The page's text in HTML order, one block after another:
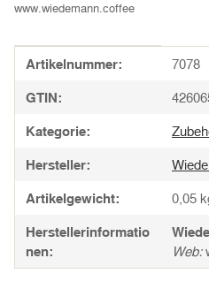
www.wiedemann.coffee
Produkteigenschaft
Wert
Artikelnummer: 7078
GTIN:
Kategorie:
Hersteller:
Artikelgewicht: 0,05
Herstellerinformatio
nen:
Web: